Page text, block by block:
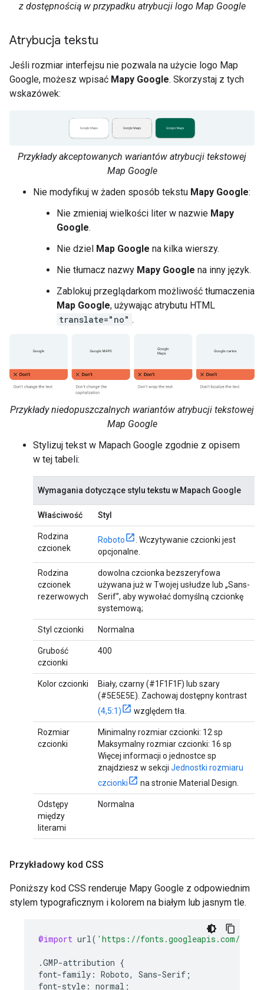
z dostępnością w przypadku atrybucji logo Map Google
Atrybucja tekstu
Jeśli rozmiar interfejsu nie pozwala na użycie logo Map
Google, możesz wpisać Mapy Google. Skorzystaj z tych
wskazówek:
Przykłady akceptowanych wariantów atrybucji tekstowej
Map Google
Nie modyfikuj w żaden sposób tekstu Mapy Google:
Nie zmieniaj wielkości liter w nazwie Mapy
Google.
Nie dziel Map Google na kilka wierszy.
Nie tłumacz nazwy Mapy Google na inny język.
Zablokuj przeglądarkom możliwość tłumaczenia
Map Google, używając atrybutu HTML
translate="no" .
Przykłady niedopuszczalnych wariantów atrybucji tekstowej
Map Google
Stylizuj tekst w Mapach Google zgodnie z opisem
w tej tabeli:
Wymagania dotyczące stylu tekstu w Mapach Google
Właściwość Styl
Rodzina
czcionek
Roboto
. Wczytywanie czcionki jest
opcjonalne.
Rodzina
czcionek
rezerwowych
dowolna czcionka bezszeryfowa
używana już w Twojej usłudze lub „Sans-
Serif”, aby wywołać domyślną czcionkę
systemową;
Styl czcionki Normalna
Grubość
czcionki
400
Kolor czcionki
Biały, czarny (#1F1F1F) lub szary
(#5E5E5E). Zachowaj dostępny kontrast
(4,5:1)
względem tła.
Rozmiar
czcionki
Minimalny rozmiar czcionki: 12 sp
Maksymalny rozmiar czcionki: 16 sp
Więcej informacji o jednostce sp
znajdziesz w sekcji Jednostki rozmiaru
czcionki
na stronie Material Design.
Odstępy
między
literami
Normalna
Przykładowy kod CSS
Poniższy kod CSS renderuje Mapy Google z odpowiednim
stylem typograficznym i kolorem na białym lub jasnym tle.
@import url ( 'https://fonts.googleapis.com/
.GMP-attribution {
font-family : Roboto, Sans-Serif ;
font-style : normal ;